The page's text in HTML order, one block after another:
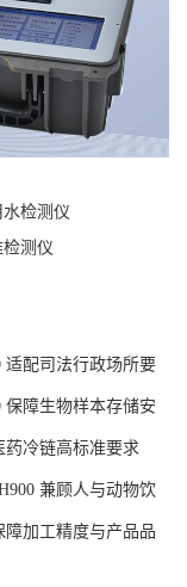
检测仪
检测仪
适配司法行政场所要
保障生物样本存储安
药冷链高标准要求
兼顾人与动物饮
障加工精度与产品品